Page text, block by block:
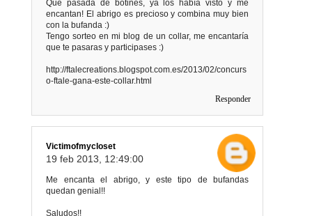
Qué pasada de botines, ya los había visto y me
encantan! El abrigo es precioso y combina muy bien
con la bufanda :)
Tengo sorteo en mi blog de un collar, me encantaría
que te pasaras y participases :)
http://ftalecreations.blogspot.com.es/2013/02/concurs
o-ftale-gana-este-collar.html
Responder
Victimofmycloset
19 feb 2013, 12:49:00
Me encanta el abrigo, y este tipo de bufandas
quedan genial!!
Saludos!!